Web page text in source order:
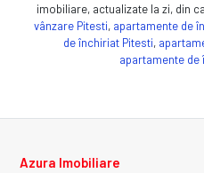
imobiliare, actualizate la zi, din
vânzare Pitesti, apartamente de
de închiriat Pitesti,
apartamente de
Azura Imobiliare